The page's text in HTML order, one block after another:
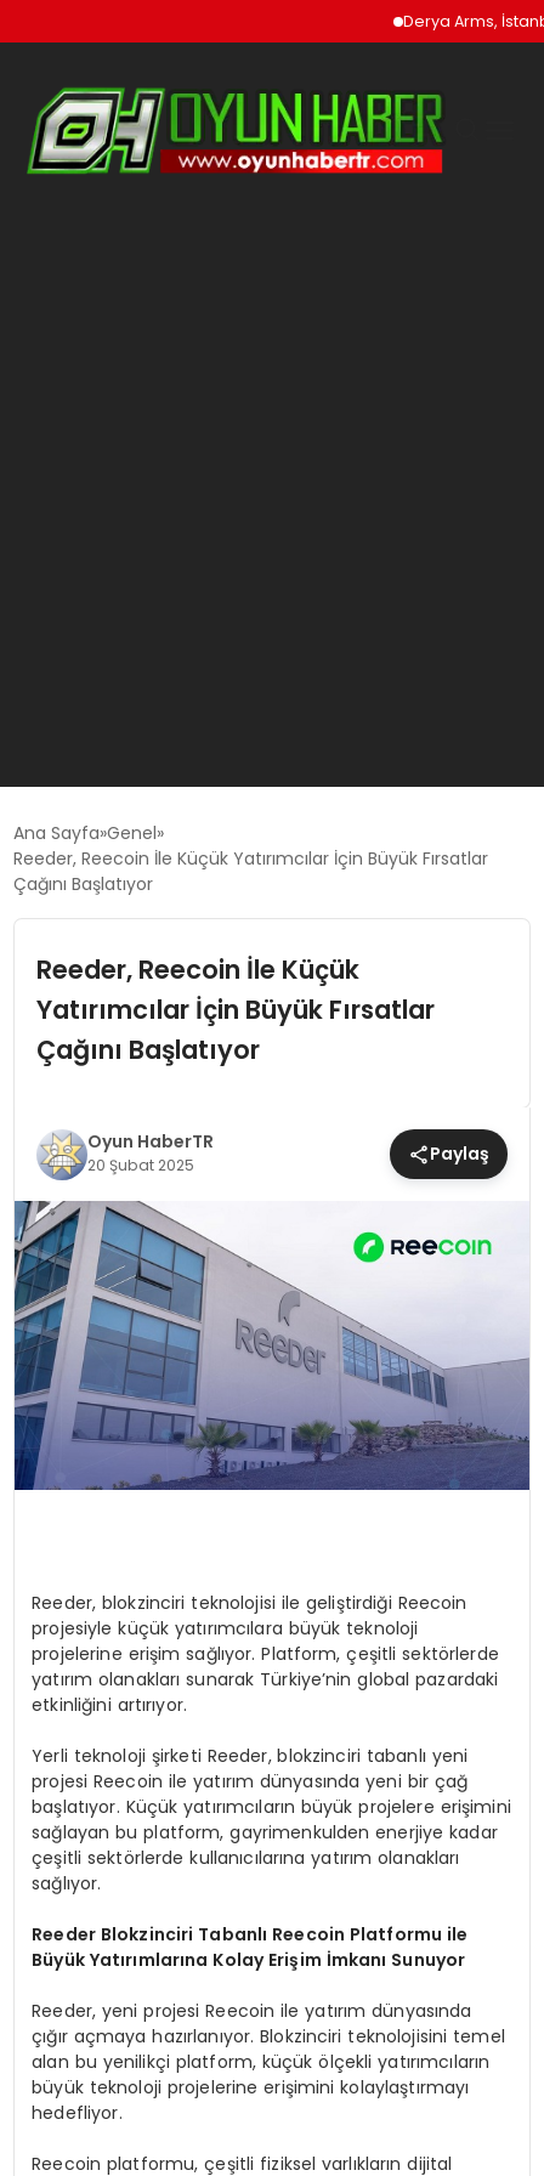
Derya Arms, İstanbul
GÜNCEL
OYUN HABERLERI
EKONOMI
EĞITIM
SAĞLIK
TEKNOLOJI
YAŞAM
Ana Sayfa Genel
Reeder, Reecoin İle Küçük Yatırımcılar İçin Büyük Fırsatlar
Çağını Başlatıyor
Reeder, Reecoin İle Küçük
Yatırımcılar İçin Büyük Fırsatlar
Çağını Başlatıyor
Oyun HaberTR
20 Şubat 2025 Paylaş
Reeder, blokzinciri teknolojisi ile geliştirdiği Reecoin
projesiyle küçük yatırımcılara büyük teknoloji
projelerine erişim sağlıyor. Platform, çeşitli sektörlerde
yatırım olanakları sunarak Türkiye’nin global pazardaki
etkinliğini artırıyor.
Yerli teknoloji şirketi Reeder, blokzinciri tabanlı yeni
projesi Reecoin ile yatırım dünyasında yeni bir çağ
başlatıyor. Küçük yatırımcıların büyük projelere erişimini
sağlayan bu platform, gayrimenkulden enerjiye kadar
çeşitli sektörlerde kullanıcılarına yatırım olanakları
sağlıyor.
Reeder Blokzinciri Tabanlı Reecoin Platformu ile
Büyük Yatırımlarına Kolay Erişim İmkanı Sunuyor
Reeder, yeni projesi Reecoin ile yatırım dünyasında
çığır açmaya hazırlanıyor. Blokzinciri teknolojisini temel
alan bu yenilikçi platform, küçük ölçekli yatırımcıların
büyük teknoloji projelerine erişimini kolaylaştırmayı
hedefliyor.
Reecoin platformu, çeşitli fiziksel varlıkların dijital